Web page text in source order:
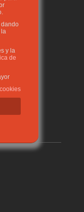
dando
la
y la
de